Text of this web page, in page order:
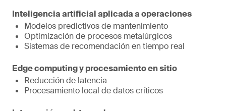
Inteligencia artificial aplicada a operaciones
Modelos predictivos de mantenimiento
Optimización de procesos metalúrgicos
Sistemas de recomendación en tiempo real
Edge computing y procesamiento en sitio
Reducción de latencia
Procesamiento local de datos críticos